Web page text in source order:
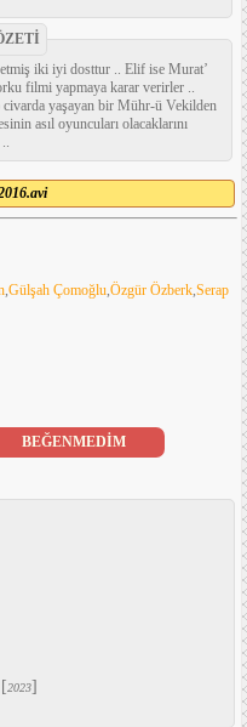
iki iyi dosttur .. Elif ise Murat’
filmi yapmaya karar verirler ..
yaşayan bir Mühr-ü Vekilden
asıl oyuncuları olacaklarını
,Gülşah Çomoğlu,Özgür Özberk,Serap
BEĞENMEDİM
[2023]